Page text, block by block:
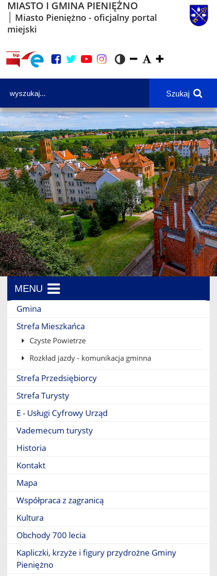
MIASTO I GMINA PIENIĘŻNO
Miasto Pieniężno - oficjalny portal
miejski
Szukaj
MENU
Menu boczne
Gmina
Strefa Mieszkańca
Czyste Powietrze
Rozkład jazdy - komunikacja gminna
Strefa Przedsiębiorcy
Strefa Turysty
E - Usługi Cyfrowy Urząd
Vademecum turysty
Historia
Kontakt
Mapa
Współpraca z zagranicą
Kultura
Obchody 700 lecia
Kapliczki, krzyże i figury przydrożne Gminy
Pieniężno